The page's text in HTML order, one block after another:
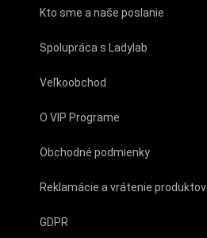
Kto sme a naše poslanie
Spolupráca s Ladylab
Veľkoobchod
O VIP Programe
Obchodné podmienky
Reklamácie a vrátenie produktov
GDPR